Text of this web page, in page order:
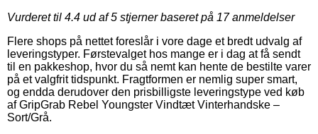
Vurderet til 4.4 ud af 5 stjerner baseret på 17anmeldelser
Flere shops på nettet foreslår i vore dage et bredt udvalg af
leveringstyper. Førstevalget hos mange er i dag at få sendt
til en pakkeshop, hvor du så nemt kan hente de bestilte varer
på et valgfrit tidspunkt. Fragtformen er nemlig super smart,
og endda derudover den prisbilligste leveringstype ved køb
af GripGrab Rebel Youngster Vindtæt Vinterhandske –
Sort/Grå.